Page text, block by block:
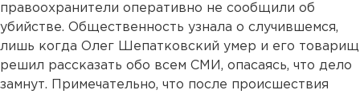
правоохранители оперативно не сообщили об
убийстве. Общественность узнала о случившемся,
лишь когда Олег Шепатковский умер и его товарищ
решил рассказать обо всем СМИ, опасаясь, что дело
замнут. Примечательно, что после происшествия